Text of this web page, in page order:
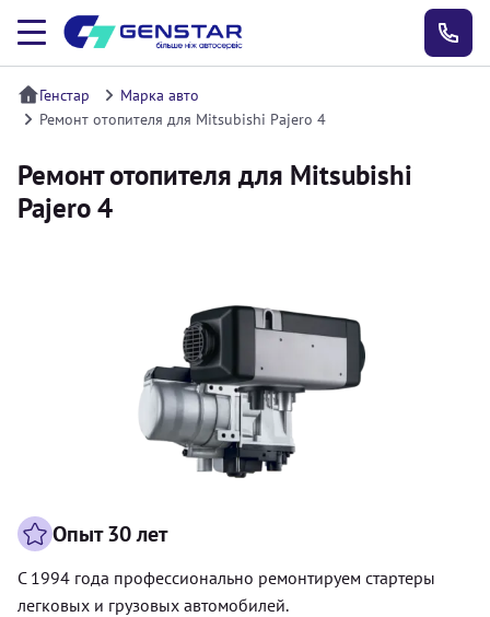
Генстар
Марка авто
Ремонт отопителя для Mitsubishi Pajero 4
Ремонт отопителя для Mitsubishi
Pajero 4
Опыт 30 лет
С 1994 года профессионально ремонтируем стартеры
легковых и грузовых автомобилей.